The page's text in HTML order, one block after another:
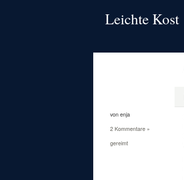
Leichte Kost
von enja
2 Kommentare »
gereimt